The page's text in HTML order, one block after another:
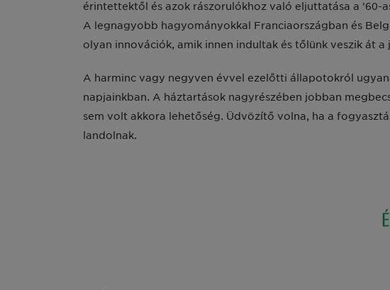
érintettektől és azok rászorulókhoz való eljuttatása a
A legnagyobb hagyományokkal Franciaországban és
olyan innovációk, amik innen indultak és tőlünk veszik át a
A harminc vagy negyven évvel ezelőtti állapotokról
napjainkban. A háztartások nagyrészében jobban
sem volt akkora lehetőség. Üdvözítő volna, ha a
landolnak.